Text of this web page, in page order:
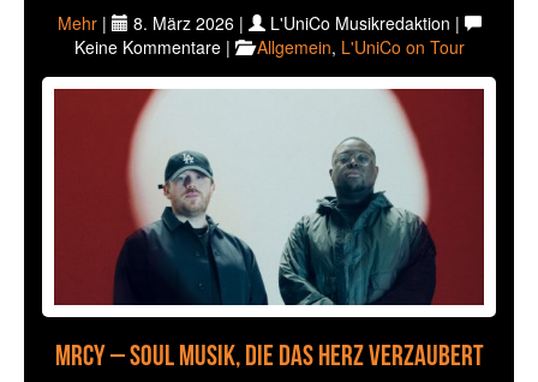
Mehr| 8. März 2026 |
L'UniCo Musikredaktion |
Keine Kommentare |
Allgemein, L'UniCo on Tour
MRCY – Soul Musik, die das Herz verzaubert